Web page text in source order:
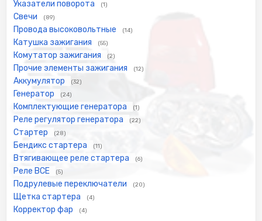
Указатели поворота (1)
Свечи (89)
Провода высоковольтные (14)
Катушка зажигания (55)
Комутатор зажигания (2)
Прочие элементы зажигания (12)
Аккумулятор (32)
Генератор (24)
Комплектующие генератора (1)
Реле регулятор генератора (22)
Стартер (28)
Бендикс стартера (11)
Втягивающее реле стартера (6)
Реле ВСЕ (5)
Подрулевые переключатели (20)
Щетка стартера (4)
Корректор фар (4)